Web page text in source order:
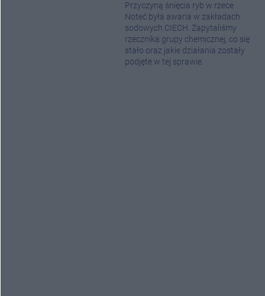
Przyczyną śnięcia ryb w rzece
Noteć była awaria w zakładach
sodowych CIECH. Zapytaliśmy
rzecznika grupy chemicznej, co się
stało oraz jakie działania zostały
podjęte w tej sprawie.